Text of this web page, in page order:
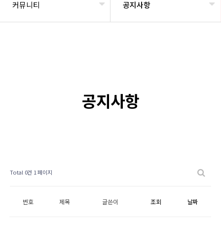
커뮤니티 공지사항
공지사항
Total 0건 1 페이지
번호 제목 글쓴이 조회 날짜